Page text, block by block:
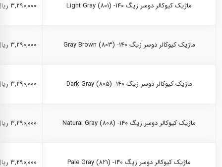
ماژیک کیوکالر دوسر زیگ Light Gray (801) -140 ۳,۲۹۰,۰۰۰ ریال
ماژیک کیوکالر دوسر زیگ Gray Brown (803) -140 ۳,۲۹۰,۰۰۰ ریال
ماژیک کیوکالر دوسر زیگ Dark Gray (805) -140 ۳,۲۹۰,۰۰۰ ریال
ماژیک کیوکالر دوسر زیگ Natural Gray (808) -140 ۳,۲۹۰,۰۰۰ ریال
ماژیک کیوکالر دوسر زیگ Pale Gray (821) -140 ۳,۲۹۰,۰۰۰ ریال